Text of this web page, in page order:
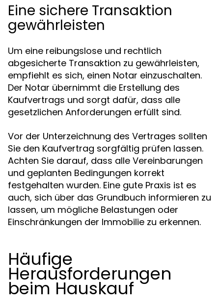
Eine sichere Transaktion
gewährleisten
Um eine reibungslose und rechtlich
abgesicherte Transaktion zu gewährleisten,
empfiehlt es sich, einen Notar einzuschalten.
Der Notar übernimmt die Erstellung des
Kaufvertrags und sorgt dafür, dass alle
gesetzlichen Anforderungen erfüllt sind.
Vor der Unterzeichnung des Vertrages sollten
Sie den Kaufvertrag sorgfältig prüfen lassen.
Achten Sie darauf, dass alle Vereinbarungen
und geplanten Bedingungen korrekt
festgehalten wurden. Eine gute Praxis ist es
auch, sich über das Grundbuch informieren zu
lassen, um mögliche Belastungen oder
Einschränkungen der Immobilie zu erkennen.
Häufige
Herausforderungen
beim Hauskauf